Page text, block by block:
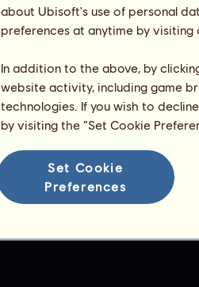
about Ubisoft's use of personal
preferences at anytime by
In addition to the above, by
website activity, including game
technologies. If you wish to
by visiting the “Set Cookie
Set Cookie
Preferences